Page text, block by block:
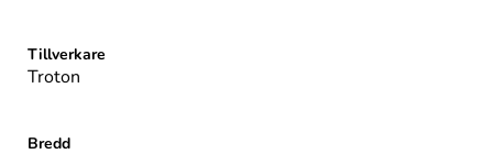
Tillverkare
Troton
Bredd